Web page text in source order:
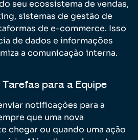
seu ecossistema de vendas,
sistemas de gestão de
de e-commerce. Isso
de dados e informações
a comunicação interna.
para a Equipe
notificações para a
que uma nova
chegar ou quando uma ação